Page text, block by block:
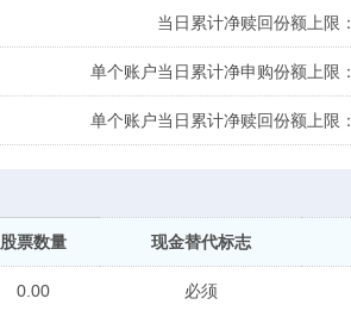
当日累计净赎回份额上限：
单个账户当日累计净申购份额上限：
单个账户当日累计净赎回份额上限：
股票数量 现金替代标志
0.00 必须